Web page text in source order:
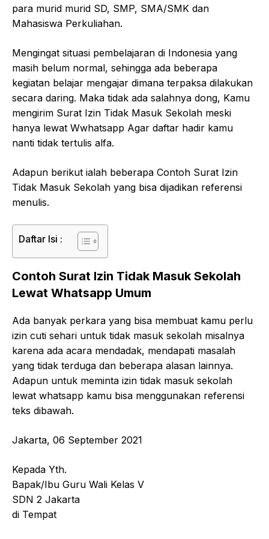
para murid murid SD, SMP, SMA/SMK dan
Mahasiswa Perkuliahan.
Mengingat situasi pembelajaran di Indonesia yang
masih belum normal, sehingga ada beberapa
kegiatan belajar mengajar dimana terpaksa dilakukan
secara daring. Maka tidak ada salahnya dong, Kamu
mengirim Surat Izin Tidak Masuk Sekolah meski
hanya lewat Wwhatsapp Agar daftar hadir kamu
nanti tidak tertulis alfa.
Adapun berikut ialah beberapa Contoh Surat Izin
Tidak Masuk Sekolah yang bisa dijadikan referensi
menulis.
Daftar Isi :
Contoh Surat Izin Tidak Masuk Sekolah
Lewat Whatsapp Umum
Ada banyak perkara yang bisa membuat kamu perlu
izin cuti sehari untuk tidak masuk sekolah misalnya
karena ada acara mendadak, mendapati masalah
yang tidak terduga dan beberapa alasan lainnya.
Adapun untuk meminta izin tidak masuk sekolah
lewat whatsapp kamu bisa menggunakan referensi
teks dibawah.
Jakarta, 06 September 2021
Kepada Yth.
Bapak/Ibu Guru Wali Kelas V
SDN 2 Jakarta
di Tempat